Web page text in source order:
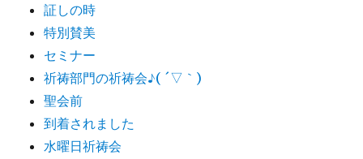
証しの時
特別賛美
セミナー
祈祷部門の祈祷会♪( ´▽｀)
聖会前
到着されました
水曜日祈祷会